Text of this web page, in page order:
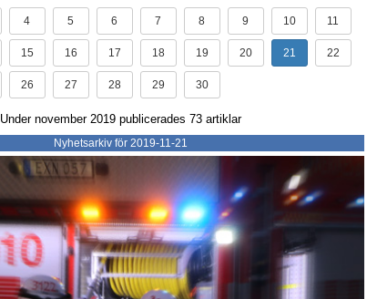
4 5 6 7 8 9 10 11
15 16 17 18 19 20 21 22
26 27 28 29 30
Under november 2019 publicerades 73 artiklar
Nyhetsarkiv för 2019-11-21